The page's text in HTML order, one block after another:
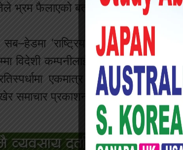
भ्रम फैलाएको बताएका हुन् ।
सब–हेडमा ‘राष्ट्रिय परिचयपत्रमा
विदेशी कम्पनीलाई, पुस ११ मा
एकमात्र कम्पनी उतारेर
समाचार प्रकाशन गरिएको छ ।